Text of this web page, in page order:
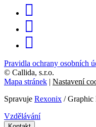
Pravidla ochrany osobních
© Callida, s.r.o.
Mapa stránek | Nastavení
Spravuje Rexonix / Graphic
Vzdělávání